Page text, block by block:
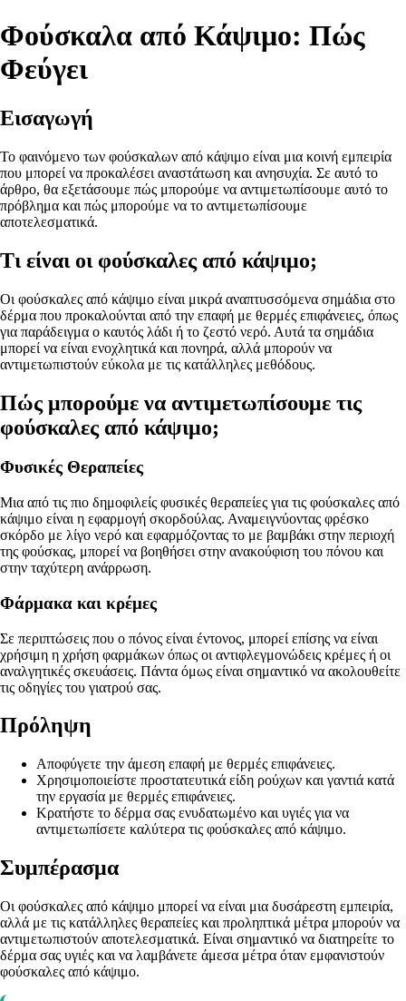
Φούσκαλα από Κάψιμο: Πώς
Φεύγει
Εισαγωγή
Το φαινόμενο των φούσκαλων από κάψιμο είναι μια κοινή εμπειρία
που μπορεί να προκαλέσει αναστάτωση και ανησυχία. Σε αυτό το
άρθρο, θα εξετάσουμε πώς μπορούμε να αντιμετωπίσουμε αυτό το
πρόβλημα και πώς μπορούμε να το αντιμετωπίσουμε
αποτελεσματικά.
Τι είναι οι φούσκαλες από κάψιμο;
Οι φούσκαλες από κάψιμο είναι μικρά αναπτυσσόμενα σημάδια στο
δέρμα που προκαλούνται από την επαφή με θερμές επιφάνειες, όπως
για παράδειγμα ο καυτός λάδι ή το ζεστό νερό. Αυτά τα σημάδια
μπορεί να είναι ενοχλητικά και πονηρά, αλλά μπορούν να
αντιμετωπιστούν εύκολα με τις κατάλληλες μεθόδους.
Πώς μπορούμε να αντιμετωπίσουμε τις
φούσκαλες από κάψιμο;
Φυσικές Θεραπείες
Μια από τις πιο δημοφιλείς φυσικές θεραπείες για τις φούσκαλες από
κάψιμο είναι η εφαρμογή σκορδούλας. Αναμειγνύοντας φρέσκο
σκόρδο με λίγο νερό και εφαρμόζοντας το με βαμβάκι στην περιοχή
της φούσκας, μπορεί να βοηθήσει στην ανακούφιση του πόνου και
στην ταχύτερη ανάρρωση.
Φάρμακα και κρέμες
Σε περιπτώσεις που ο πόνος είναι έντονος, μπορεί επίσης να είναι
χρήσιμη η χρήση φαρμάκων όπως οι αντιφλεγμονώδεις κρέμες ή οι
αναλγητικές σκευάσεις. Πάντα όμως είναι σημαντικό να ακολουθείτε
τις οδηγίες του γιατρού σας.
Πρόληψη
Αποφύγετε την άμεση επαφή με θερμές επιφάνειες.
Χρησιμοποιείστε προστατευτικά είδη ρούχων και γαντιά κατά
την εργασία με θερμές επιφάνειες.
Κρατήστε το δέρμα σας ενυδατωμένο και υγιές για να
αντιμετωπίσετε καλύτερα τις φούσκαλες από κάψιμο.
Συμπέρασμα
Οι φούσκαλες από κάψιμο μπορεί να είναι μια δυσάρεστη εμπειρία,
αλλά με τις κατάλληλες θεραπείες και προληπτικά μέτρα μπορούν να
αντιμετωπιστούν αποτελεσματικά. Είναι σημαντικό να διατηρείτε το
δέρμα σας υγιές και να λαμβάνετε άμεσα μέτρα όταν εμφανιστούν
φούσκαλες από κάψιμο.